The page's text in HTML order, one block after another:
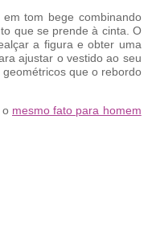
tom bege combinando
que se prende à cinta. O
a figura e obter uma
ajustar o vestido ao seu
que o rebordo
o mesmo fato para homem